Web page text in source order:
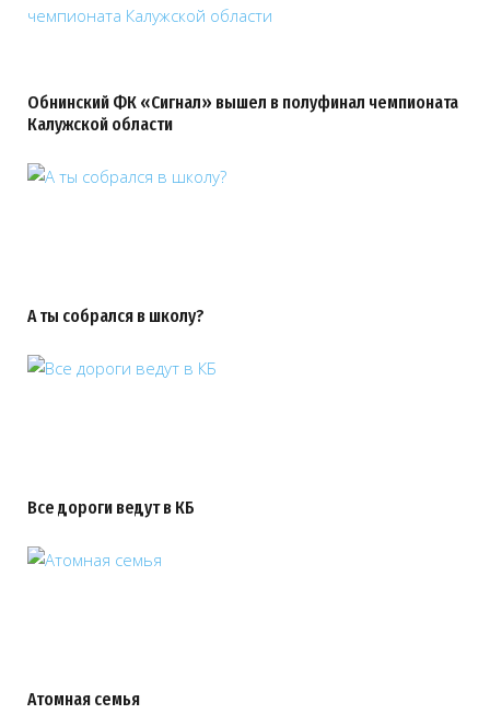
Обнинский ФК «Сигнал» вышел в полуфинал чемпионата
Калужской области
А ты собрался в школу?
Все дороги ведут в КБ
Атомная семья